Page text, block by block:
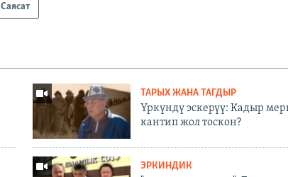
Саясат
ТАРЫХ ЖАНА ТАГДЫР
Үркүндү эскерүү: Кадыр
кантип жол тоскон?
ЭРКИНДИК